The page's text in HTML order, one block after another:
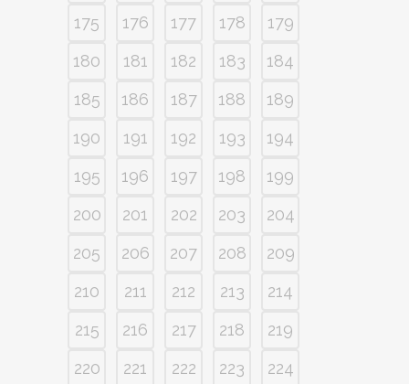
175
176 177 178
179
180
181 182 183
184
185
186 187 188
189
190
191 192 193
194
195
196 197 198
199
200
201 202 203
204
205
206 207 208
209
210
211 212 213
214
215
216 217 218
219
220
221 222 223
224